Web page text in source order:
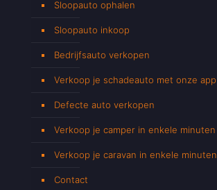
Sloopauto ophalen
Sloopauto inkoop
Bedrijfsauto verkopen
Verkoop je schadeauto met onze app
Defecte auto verkopen
Verkoop je camper in enkele minuten
Verkoop je caravan in enkele minuten
Contact